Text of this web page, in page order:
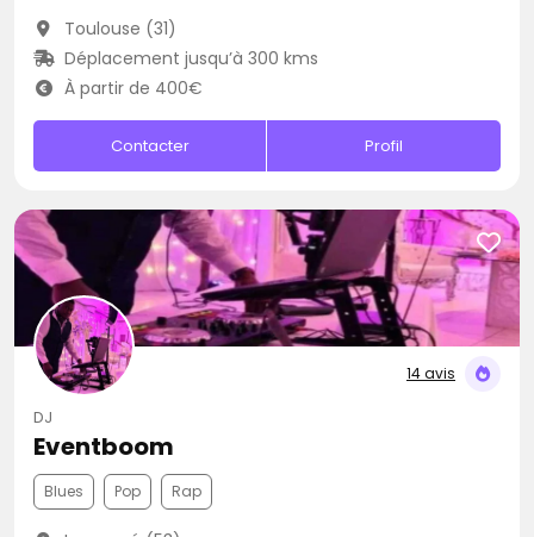
Toulouse (31)
Déplacement jusqu’à 300 kms
À partir de 400€
Contacter Profil
14 avis
DJ
Eventboom
Blues Pop Rap